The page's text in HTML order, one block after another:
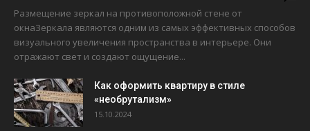
Размещение зеркал на противоположной стене от
окнаЗеркала являются одним из самых эффективных способов
визуального увеличения пространства в интерьере. Они
отражают свет и создают ощущение...
Как оформить квартиру в стиле
«необрутализм»
15.10.2024